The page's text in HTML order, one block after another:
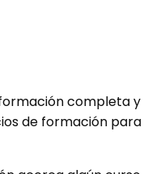
completa y
de formación para